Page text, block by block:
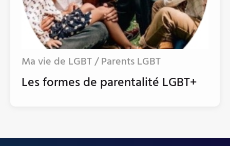
Ma vie de LGBT / Parents LGBT
Les formes de parentalité LGBT+